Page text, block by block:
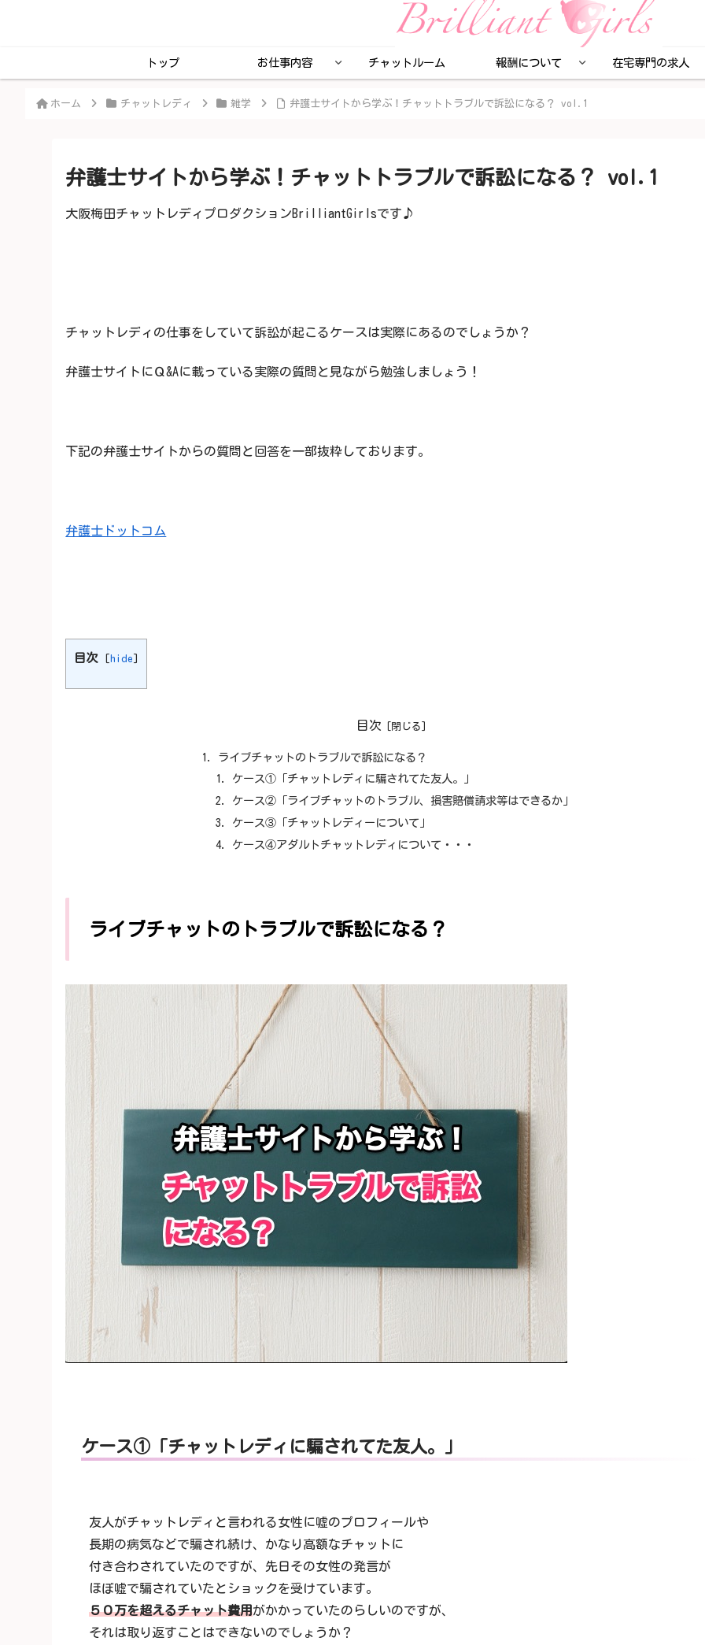
トップ お仕事内容 チャットルーム 報酬について 在宅専門の求人
ホーム チャットレディ 雑学 弁護士サイトから学ぶ！チャットトラブルで訴訟になる？ vol.1
弁護士サイトから学ぶ！チャットトラブルで訴訟になる？ vol.1
大阪梅田チャットレディプロダクションBrilliantGirlsです♪
チャットレディの仕事をしていて訴訟が起こるケースは実際にあるのでしょうか？
弁護士サイトにＱ&Aに載っている実際の質問と見ながら勉強しましょう！
下記の弁護士サイトからの質問と回答を一部抜粋しております。
弁護士ドットコム
目次 [hide]
目次
ライブチャットのトラブルで訴訟になる？
ケース①「チャットレディに騙されてた友人。」
ケース②「ライブチャットのトラブル、損害賠償請求等はできるか」
ケース③「チャットレディーについて」
ケース④アダルトチャットレディについて・・・
ライブチャットのトラブルで訴訟になる？
ケース①「チャットレディに騙されてた友人。」
友人がチャットレディと言われる女性に嘘のプロフィールや
長期の病気などで騙され続け、かなり高額なチャットに
付き合わされていたのですが、先日その女性の発言が
ほぼ嘘で騙されていたとショックを受けています。
５０万を超えるチャット費用がかかっていたのらしいのですが、
それは取り返すことはできないのでしょうか？